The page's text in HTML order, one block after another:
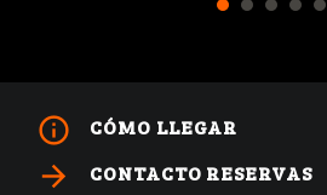
1 2 3 4 5
info_outline CÓMO LLEGAR
arrow_forward CONTACTO RESERVAS